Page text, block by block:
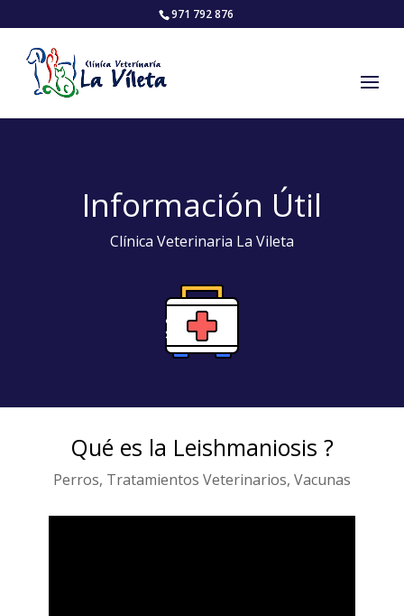
971 792 876
Información Útil
Clínica Veterinaria La Vileta
Qué es la Leishmaniosis ?
Perros, Tratamientos Veterinarios, Vacunas